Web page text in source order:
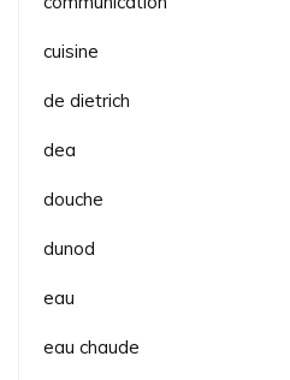
cuisine
de dietrich
dea
douche
dunod
eau
eau chaude